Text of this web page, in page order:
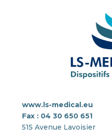
www.ls-medical.eu
Fax : 04 30 650 651
515 Avenue Lavoisier